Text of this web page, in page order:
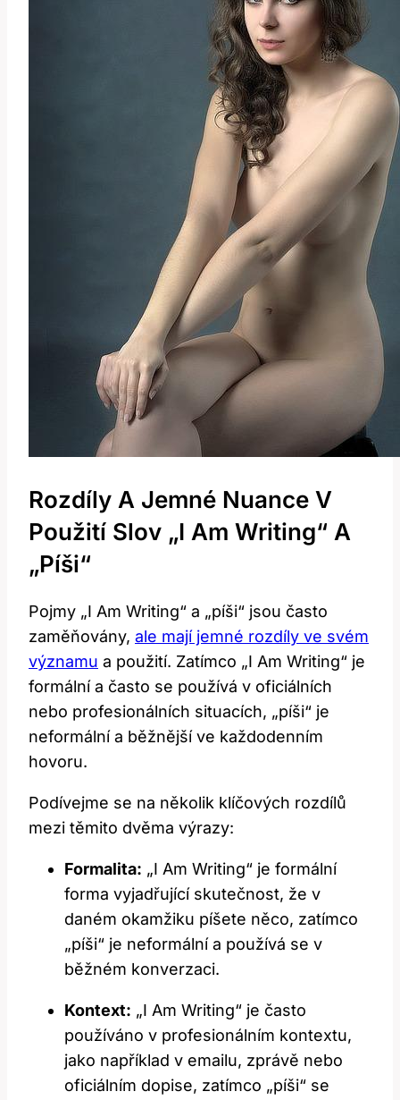
Rozdíly A Jemné Nuance V
Použití Slov „I Am Writing“ A
„píši“
Pojmy „I Am Writing“ a „píši“ jsou často
zaměňovány, ale mají jemné rozdíly ve svém
významu a použití. Zatímco „I Am Writing“ je
formální a často se používá v oficiálních
nebo profesionálních situacích, „píši“ je
neformální a běžnější ve každodenním
hovoru.
Podívejme se na několik klíčových rozdílů
mezi těmito dvěma výrazy:
Formalita: „I Am Writing“ je formální
forma vyjadřující skutečnost, že v
daném okamžiku píšete něco, zatímco
„píši“ je neformální a používá se v
běžném konverzaci.
Kontext: „I Am Writing“ je často
používáno v profesionálním kontextu,
jako například v emailu, zprávě nebo
oficiálním dopise, zatímco „píši“ se